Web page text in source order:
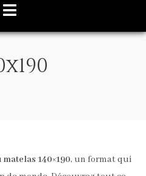
matelas 140×190, un format qui